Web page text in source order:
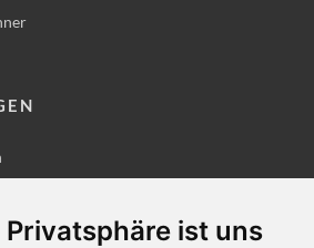
Privatsphäre ist uns